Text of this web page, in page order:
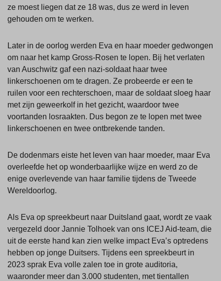
ze moest liegen dat ze 18 was, dus ze werd in leven
gehouden om te werken.
Later in de oorlog werden Eva en haar moeder gedwongen
om naar het kamp Gross-Rosen te lopen. Bij het verlaten
van Auschwitz gaf een nazi-soldaat haar twee
linkerschoenen om te dragen. Ze probeerde er een te
ruilen voor een rechterschoen, maar de soldaat sloeg haar
met zijn geweerkolf in het gezicht, waardoor twee
voortanden losraakten. Dus begon ze te lopen met twee
linkerschoenen en twee ontbrekende tanden.
De dodenmars eiste het leven van haar moeder, maar Eva
overleefde het op wonderbaarlijke wijze en werd zo de
enige overlevende van haar familie tijdens de Tweede
Wereldoorlog.
Als Eva op spreekbeurt naar Duitsland gaat, wordt ze vaak
vergezeld door Jannie Tolhoek van ons ICEJ Aid-team, die
uit de eerste hand kan zien welke impact Eva’s optredens
hebben op jonge Duitsers. Tijdens een spreekbeurt in
2023 sprak Eva volle zalen toe in grote auditoria,
waaronder meer dan 3.000 studenten, met tientallen